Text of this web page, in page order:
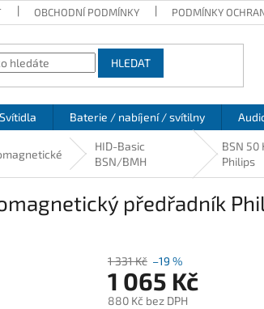
OBCHODNÍ PODMÍNKY PODMÍNKY
HLEDAT
Svítidla Baterie / nabíjení / svítilny
HID-Basic
BSN/BMH
BSN
Philips
předřadník
1 331 Kč –19 %
1 065 Kč
880 Kč bez DPH